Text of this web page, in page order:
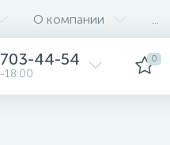
О компании
44-54 0